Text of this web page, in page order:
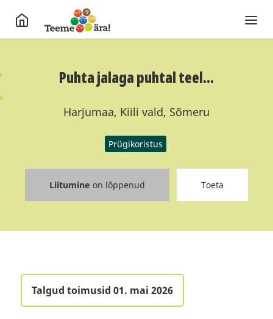
Puhta jalaga puhtal teel...
Harjumaa, Kiili vald, Sõmeru
Prügikoristus
Liitumine on lõppenud Toeta
Talgud toimusid 01. mai 2026